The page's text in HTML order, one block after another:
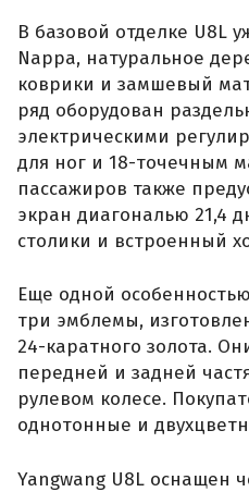
В базовой отделке U8L
Nappa, натуральное
коврики и замшевый
ряд оборудован
электрическими
для ног и 18-точечным
пассажиров также
экран диагональю 21,4
столики и встроенный
Еще одной
три эмблемы,
24-каратного золота.
передней и задней
рулевом колесе.
однотонные и
Yangwang U8L оснащен